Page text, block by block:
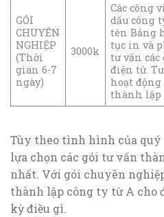
GÓI
CHUYÊN
NGHIỆP
(Thời
gian 6-7
ngày)
3000k
Các công
dấu công
tên Bảng
tục in và
tư vấn
điện tử.
hoạt
thành lập
Tùy theo tình hình của quý
lựa chọn các gói tư vấn
nhất. Với gói chuyên
thành lập công ty từ A cho
kỳ điều gì.